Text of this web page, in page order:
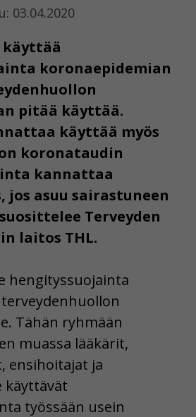
03.04.2020
koronaepidemian
pitää käyttää.
käyttää myös
koronataudin
kannattaa
jos asuu sairastuneen
Terveyden
laitos THL.
hengityssuojainta
Tähän ryhmään
muassa lääkärit,
ensihoitajat ja
käyttävät
työssään usein